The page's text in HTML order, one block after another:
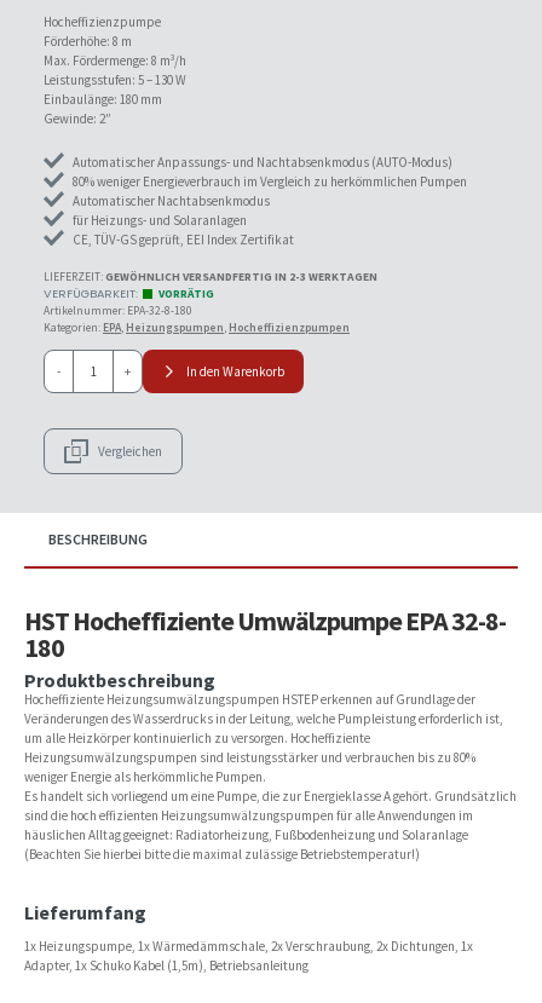
Hocheffizienzpumpe
Förderhöhe: 8 m
Max. Fördermenge: 8 m³/h
Leistungsstufen: 5 – 130 W
Einbaulänge: 180 mm
Gewinde: 2″
Automatischer Anpassungs- und Nachtabsenkmodus (AUTO-Modus)
80% weniger Energieverbrauch im Vergleich zu herkömmlichen Pumpen
Automatischer Nachtabsenkmodus
für Heizungs- und Solaranlagen
CE, TÜV-GS geprüft, EEI Index Zertifikat
LIEFERZEIT:GEWÖHNLICH VERSANDFERTIG IN 2-3 WERKTAGEN
VORRÄTIG
Artikelnummer: EPA-32-8-180
Kategorien: EPA, Heizungspumpen, Hocheffizienzpumpen
-
EPA32-
8-
Hocheffizienz
Umwälzpumpe
Heizungspumpe
+ In den Warenkorb
Vergleichen
BESCHREIBUNG
HST Hocheffiziente Umwälzpumpe EPA 32-8-
180
Produktbeschreibung
Hocheffiziente Heizungsumwälzungspumpen HSTEP erkennen auf Grundlage der
Veränderungen des Wasserdrucks in der Leitung, welche Pumpleistung erforderlich ist,
um alle Heizkörper kontinuierlich zu versorgen. Hocheffiziente
Heizungsumwälzungspumpen sind leistungsstärker und verbrauchen bis zu 80%
weniger Energie als herkömmliche Pumpen.
Es handelt sich vorliegend um eine Pumpe, die zur Energieklasse A gehört. Grundsätzlich
sind die hoch effizienten Heizungsumwälzungspumpen für alle Anwendungen im
häuslichen Alltag geeignet: Radiatorheizung, Fußbodenheizung und Solaranlage
(Beachten Sie hierbei bitte die maximal zulässige Betriebstemperatur!)
Lieferumfang
1x Heizungspumpe, 1x Wärmedämmschale, 2x Verschraubung, 2x Dichtungen, 1x
Adapter, 1x Schuko Kabel (1,5m), Betriebsanleitung